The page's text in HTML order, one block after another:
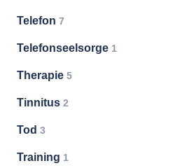
Telefon 7
Telefonseelsorge 1
Therapie 5
Tinnitus 2
Tod 3
Training 1